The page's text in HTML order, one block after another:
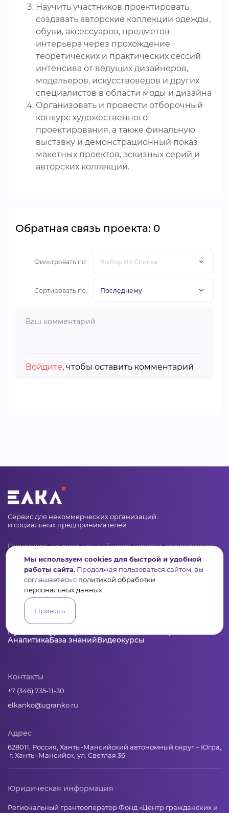
Научить участников проектировать,
создавать авторские коллекции одежды,
обуви, аксессуаров, предметов
интерьера через прохождение
теоретических и практических сессий
интенсива от ведущих дизайнеров,
модельеров, искусствоведов и других
специалистов в области моды и дизайна
Организовать и провести отборочный
конкурс художественного
проектирования, а также финальную
выставку и демонстрационный показ
макетных проектов, эскизных серий и
авторских коллекций.
Обратная связь проекта: 0
Фильтровать по:
Сортировать по:
Войдите, чтобы оставить комментарий
Сервис для некоммерческих организаций
и социальных предпринимателей
Подпишись на рассылку дайджест, новости, мероприятия
Пульс
АналитикаБаза знанийВидеокурсы
Контакты
+7 (346) 735-11-30
elkanko@ugranko.ru
Адрес
628011, Россия, Ханты-Мансийский автономный округ – Югра,
г. Ханты-Мансийск, ул. Светлая 36
Юридическая информация
Региональный грантооператор Фонд «Центр гражданских и
Мы используем cookies для быстрой и удобной
работы сайта. Продолжая пользоваться сайтом, вы
соглашаетесь с политикой обработки
персональных данных
Принять